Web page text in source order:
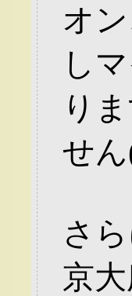
オ
し
り
せ
さ
京